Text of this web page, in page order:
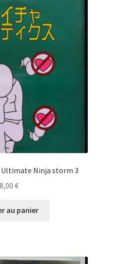
Ultimate Ninja storm 3
8,00 €
au panier